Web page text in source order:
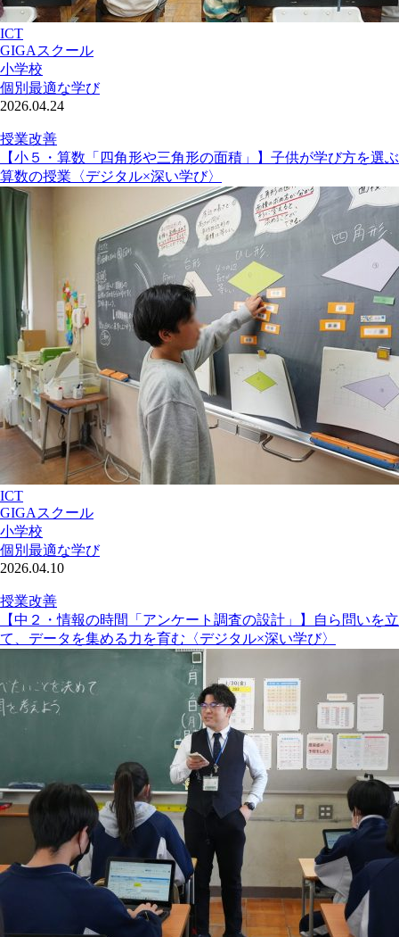
ICT
GIGAスクール
小学校
個別最適な学び
2026.04.24
授業改善
【小５・算数「四角形や三角形の面積」】子供が学び方を選ぶ
算数の授業〈デジタル×深い学び〉
ICT
GIGAスクール
小学校
個別最適な学び
2026.04.10
授業改善
【中２・情報の時間「アンケート調査の設計」】自ら問いを立
て、データを集める力を育む〈デジタル×深い学び〉